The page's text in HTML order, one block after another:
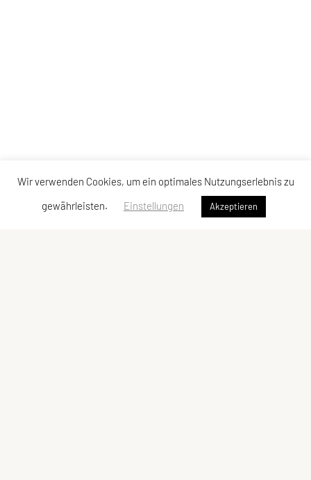
Wir verwenden Cookies, um ein optimales Nutzungserlebnis zu
gewährleisten.
Einstellungen Akzeptieren